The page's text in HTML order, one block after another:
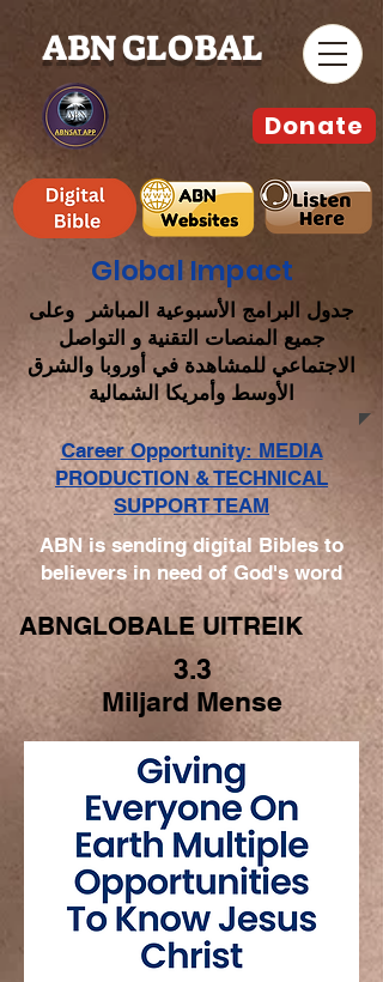
ABN GLOBAL
Global Impact
جدول البرامج الأسبوعية المباشر وعلى
جميع المنصات التقنية و التواصل
الاجتماعي للمشاهدة في أوروبا والشرق
الأوسط وأمريكا الشمالية
ABN is sending digital Bibles to
believers in need of God's word
Donate
Career Opportunity: MEDIA
PRODUCTION & TECHNICAL
SUPPORT TEAM
ABNGLOBALE UITREIK
3.3
Miljard Mense